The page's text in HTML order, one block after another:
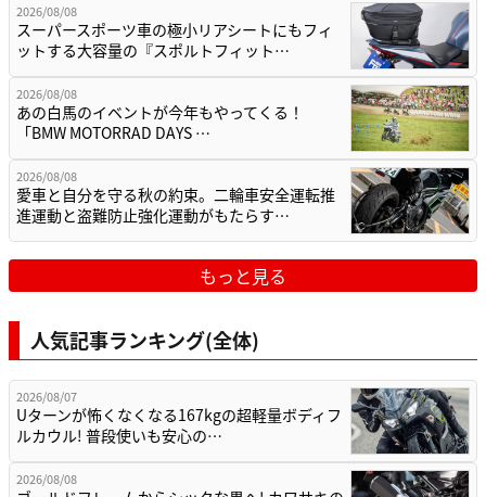
2026/08/08
スーパースポーツ車の極小リアシートにもフィ
ットする大容量の『スポルトフィット…
2026/08/08
あの白馬のイベントが今年もやってくる！
「BMW MOTORRAD DAYS …
2026/08/08
愛車と自分を守る秋の約束。二輪車安全運転推
進運動と盗難防止強化運動がもたらす…
もっと見る
人気記事ランキング(全体)
2026/08/07
Uターンが怖くなくなる167kgの超軽量ボディフ
ルカウル! 普段使いも安心の…
2026/08/08